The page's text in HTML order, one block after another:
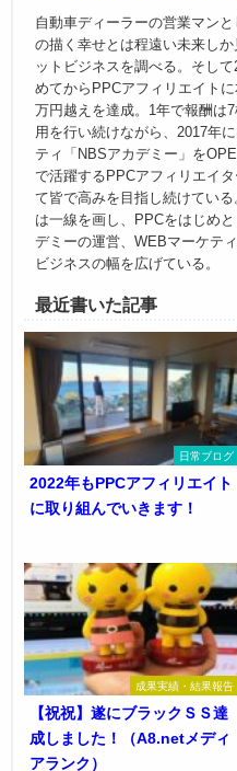
自動車ディーラーの営業マン
の描く幸せとは程遠い未来し
ットビジネスを調べる。そし
めてからPPCアフィリエイト
万円越えを達成。1年で報酬は
用を行い続けながら、2017年
ティ「NBSアカデミー」を
で活躍するPPCアフィリエイ
て皆で高みを目指し続けてい
は一線を画し、PPCをはじめ
デミーの運営、WEBマーケテ
ビジネスの幅を広げている。
最近書いた記事
日常ブログ
2022年もPPCアフィリエイト
に取り組んでいきます！
成果実績・結果報告
【祝祝】遂にブラックＳＳ達
成しました！（A8.netメディ
アランク）